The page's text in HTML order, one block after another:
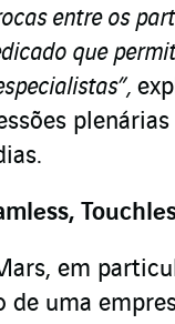
entre os
que
em
de uma